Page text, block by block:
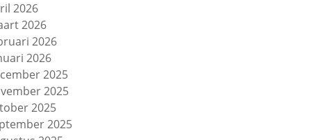
2026
2026
2026
2026
2025
2025
2025
2025